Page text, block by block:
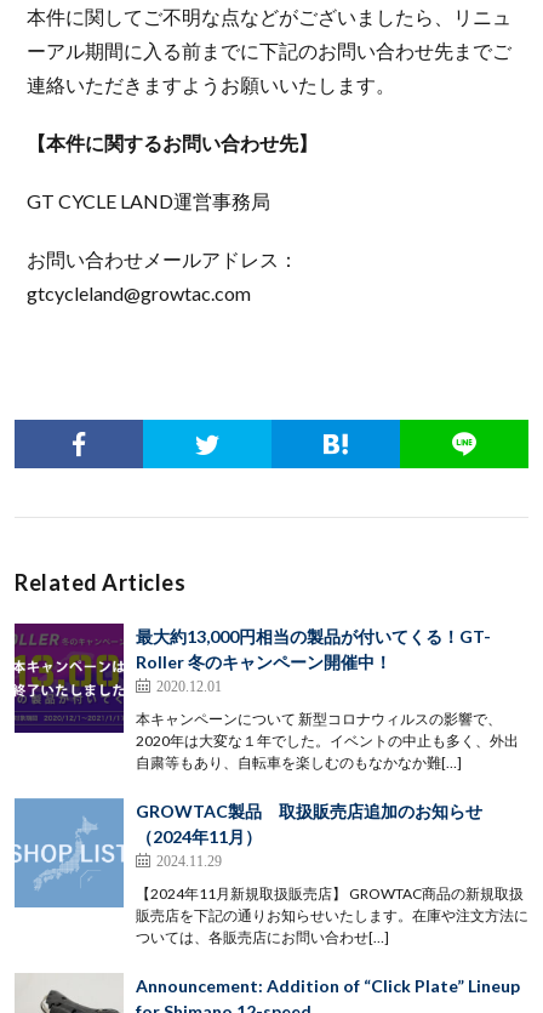
本件に関してご不明な点などがございましたら、リニュ
ーアル期間に入る前までに下記のお問い合わせ先までご
連絡いただきますようお願いいたします。
【本件に関するお問い合わせ先】
GT CYCLE LAND運営事務局
お問い合わせメールアドレス：
gtcycleland@growtac.com
Related Articles
最大約13,000円相当の製品が付いてくる！GT-
Roller 冬のキャンペーン開催中！
2020.12.01
本キャンペーンについて 新型コロナウィルスの影響で、
2020年は大変な１年でした。イベントの中止も多く、外出
自粛等もあり、自転車を楽しむのもなかなか難[…]
GROWTAC製品 取扱販売店追加のお知らせ
（2024年11月）
2024.11.29
【2024年11月新規取扱販売店】 GROWTAC商品の新規取扱
販売店を下記の通りお知らせいたします。在庫や注文方法に
ついては、各販売店にお問い合わせ[…]
Announcement: Addition of “Click Plate” Lineup